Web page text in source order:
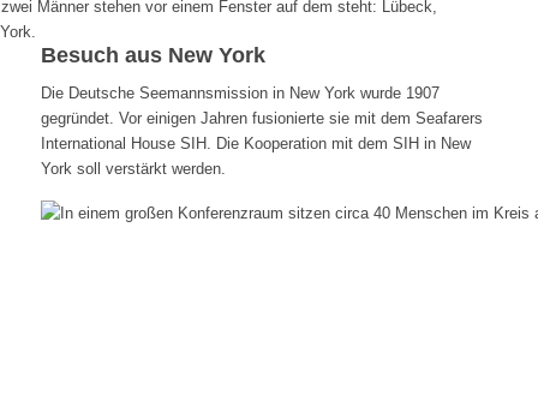
Besuch aus New York
Die Deutsche Seemannsmission in New York wurde 1907
gegründet. Vor einigen Jahren fusionierte sie mit dem Seafarers
International House SIH. Die Kooperation mit dem SIH in New
York soll verstärkt werden.